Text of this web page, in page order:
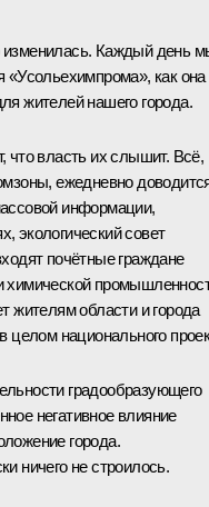
изменилась. Каждый день
«Усольехимпрома», как она
жителей нашего города.
что власть их слышит. Всё,
ежедневно
информации,
экологический совет
почётные граждане
химической
жителям области и города
целом национального
градообразующего
негативное влияние
города.
ничего не строилось.